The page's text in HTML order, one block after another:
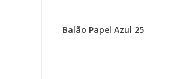
Balão Papel Azul 25